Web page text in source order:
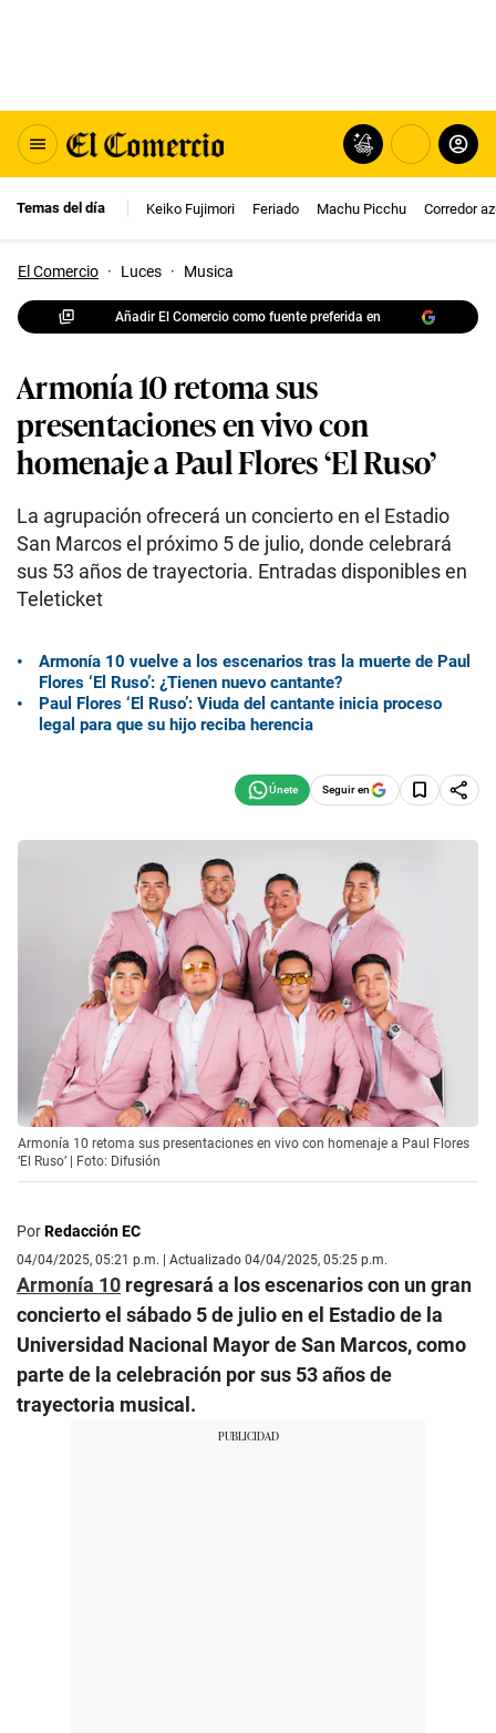
Temas del día Keiko Fujimori Feriado Machu Picchu Corredor
El Comercio · Luces · Musica
Añadir El Comercio como fuente preferida en
Armonía 10 retoma sus
presentaciones en vivo con
homenaje a Paul Flores ‘El Ruso’
La agrupación ofrecerá un concierto en el Estadio
San Marcos el próximo 5 de julio, donde celebrará
sus 53 años de trayectoria. Entradas disponibles en
Teleticket
Armonía 10 vuelve a los escenarios tras la muerte de Paul
Flores ‘El Ruso’: ¿Tienen nuevo cantante?
Paul Flores ‘El Ruso’: Viuda del cantante inicia proceso
legal para que su hijo reciba herencia
Seguir en
Armonía 10 retoma sus presentaciones en vivo con homenaje a Paul Flores
‘El Ruso’ | Foto: Difusión
PorRedacción EC
04/04/2025, 05:21 p.m. | Actualizado 04/04/2025, 05:25 p.m.
Armonía 10 regresará a los escenarios con un gran
concierto el sábado 5 de julio en el Estadio de la
Universidad Nacional Mayor de San Marcos, como
parte de la celebración por sus 53 años de
trayectoria musical.